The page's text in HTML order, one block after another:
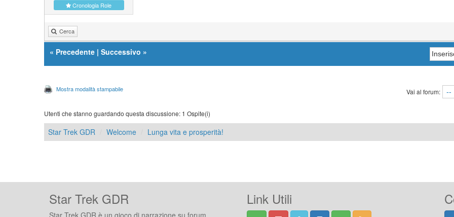
Cronologia Role
Cerca
« Precedente | Successivo »
Mostra modalità stampabile Vai al forum:
Utenti che stanno guardando questa discussione: 1 Ospite(i)
Star Trek GDR Welcome Lunga vita e prosperità!
Star Trek GDR
Star Trek GDR è un gioco di narrazione su forum
Link Utili